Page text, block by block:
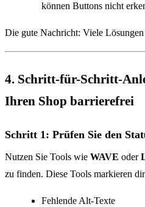
können Buttons nicht
Die gute Nachricht: Viele Lösungen
4. Schritt-für-Schritt-
Ihren Shop barrierefrei
Schritt 1: Prüfen Sie den
Nutzen Sie Tools wie WAVE oder
zu finden. Diese Tools markieren
Fehlende Alt-Texte